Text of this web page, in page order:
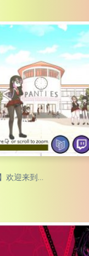
欢迎来到…